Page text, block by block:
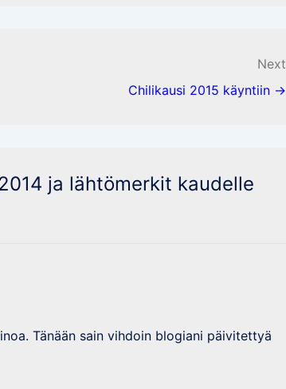
Next
Chilikausi 2015 käyntiin →
ja lähtömerkit kaudelle
Tänään sain vihdoin blogiani päivitettyä